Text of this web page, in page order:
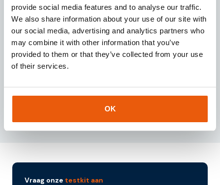
provide social media features and to analyse our traffic.
We also share information about your use of our site with
our social media, advertising and analytics partners who
may combine it with other information that you’ve
provided to them or that they’ve collected from your use
of their services.
OK
Ruben Hakkert
Business Development Executive Benelux
Gespecialiseerd in het identificeren van zakelijke
Vraag onze testkit aan